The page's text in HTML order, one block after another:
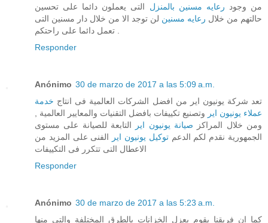
من وجود رعايه مسنين بالمنزل التى يعملون دائما على تحسين
حالتهم من خلال رعايه مسنين لن توجد الا من خلال دار مسنين التى
تعمل دائما على راحتكم .
Responder
Anónimo 30 de marzo de 2017 a las 5:09 a.m.
تعد شركة يونيون اير من افضل الشركات العالمية فى انتاج خدمة
عملاء يونيون اير وتصنيع تكييفات بافضل التقنيات والمعايير العالمية ,
ومن خلال المراكز صيانة يونيون اير
التابعة للصيانة على مستوى
الجمهورية نقدم لكم الدعمتوكيل يونيون اير
الفنى على المزيد من
الاعطال التى تتكرر فى التكييفات
Responder
Anónimo 30 de marzo de 2017 a las 5:23 a.m.
كما ان فريقنا يقوم بعزل الخزانات بالطرق المختلفة والتى منها